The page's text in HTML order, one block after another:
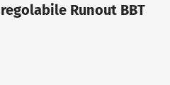
Runout BBT